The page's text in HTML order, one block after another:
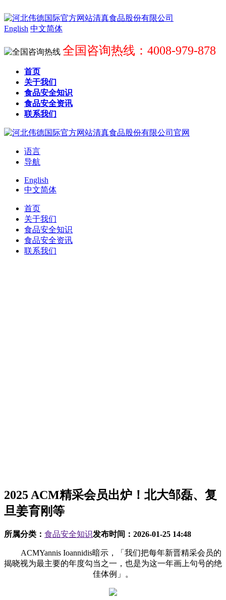
English 中文简体
全国咨询热线：4008-979-878
首页
关于我们
食品安全知识
食品安全资讯
联系我们
语言
导航
English
中文简体
首页
关于我们
食品安全知识
食品安全资讯
联系我们
2025 ACM精采会员出炉！北大邹磊、复
旦姜育刚等
所属分类： 食品安全知识发布时间： 2026-01-25 14:48
ACMYannis Ioannidis暗示，「我们把每年新晋精采会员的
揭晓视为最主要的年度勾当之一，也是为这一年画上句号的绝
佳体例」。